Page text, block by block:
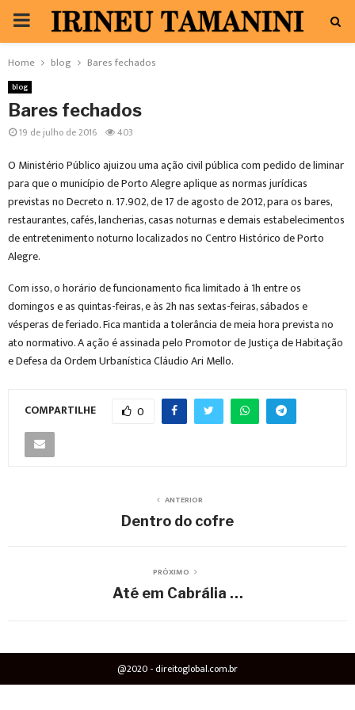
PRIMARY
MENU
Home blog Bares fechados
blog
Bares fechados
19 de julho de 2016 403
O Ministério Público ajuizou uma ação civil pública com pedido de liminar
para que o município de Porto Alegre aplique as normas jurídicas
previstas no Decreto n. 17.902, de 17 de agosto de 2012, para os bares,
restaurantes, cafés, lancherias, casas noturnas e demais estabelecimentos
de entretenimento noturno localizados no Centro Histórico de Porto
Alegre.
Com isso, o horário de funcionamento fica limitado à 1h entre os
domingos e as quintas-feiras, e às 2h nas sextas-feiras, sábados e
vésperas de feriado. Fica mantida a tolerância de meia hora prevista no
ato normativo. A ação é assinada pelo Promotor de Justiça de Habitação
e Defesa da Ordem Urbanística Cláudio Ari Mello.
COMPARTILHE 0
ANTERIOR
Dentro do cofre
PRÓXIMO
Até em Cabrália …
@2020 - direitoglobal.com.br